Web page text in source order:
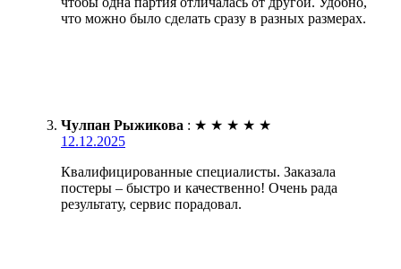
что можно было сделать сразу в разных размерах.
Чулпан Рыжикова : ★ ★ ★ ★ ★
12.12.2025
Квалифицированные специалисты. Заказала
постеры – быстро и качественно! Очень рада
результату, сервис порадовал.